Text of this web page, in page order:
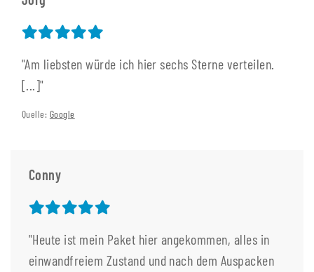
"Am liebsten würde ich hier sechs Sterne verteilen.
[...]"
Quelle: Google
Conny
"Heute ist mein Paket hier angekommen, alles in
einwandfreiem Zustand und nach dem Auspacken